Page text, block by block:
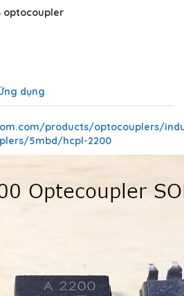
optocoupler
dụng
products/optocouplers/
5mbd/hcpl-2200